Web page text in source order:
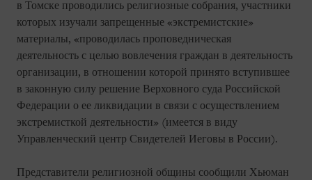
в Томске проводились религиозные собрания, участники
которых изучали запрещенные «экстремистские»
материалы, «проводилась проповедническая
деятельность с целью вовлечения граждан в деятельность
организации, в отношении которой принято вступившее
в законную силу решение Верховного суда Российской
Федерации о ее ликвидации в связи с осуществлением
экстремисткой деятельности» (имеется в виду
Управленческий центр Свидетелей Иеговы в России).
Представители религиозной общины сообщили Хьюман